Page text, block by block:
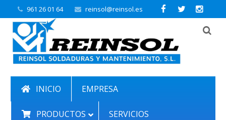
961 26 01 64 reinsol@reinsol.es
INICIO EMPRESA
PRODUCTOS SERVICIOS